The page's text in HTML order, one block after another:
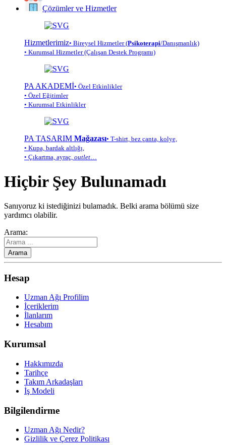
Çözümler ve Hizmetler
Hizmetlerimiz• Bireysel Hizmetler (Psikoterapi/Danışmanlık)
• Kurumsal Hizmetler (Çalışan Destek Programı)
PA AKADEMİ• Özel Etkinlikler
• Özel Eğitimler
• Kurumsal Etkinlikler
PA TASARIM Mağazası• T-shirt, bez çanta, kolye,
• Kupa, bardak altlığı,
• Çıkartma, ayraç, outlet…
Hiçbir Şey Bulunamadı
Sanıyoruz ki istediğinizi bulamadık. Belki arama bölümü size
yardımcı olabilir.
Arama:
Hesap
Uzman Ağı Profilim
İçeriklerim
İlanlarım
Hesabım
Kurumsal
Hakkımızda
Tarihçe
Takım Arkadaşları
İş Modeli
Bilgilendirme
Uzman Ağı Nedir?
Gizlilik ve Çerez Politikası